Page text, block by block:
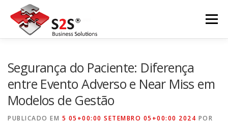
para
conteúdo
Menu
NOSSOS SERVIÇOS CONTATO
Segurança do Paciente: Diferença
entre Evento Adverso e Near Miss em
Modelos de Gestão
PUBLICADO EM 5 05+00:00 SETEMBRO 05+00:00 2024 POR